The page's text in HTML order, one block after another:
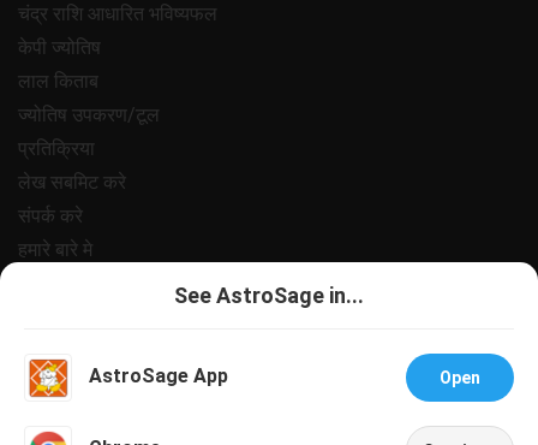
चंद्र राशि आधारित भविष्यफल
केपी ज्योतिष
लाल किताब
ज्योतिष उपकरण/टूल
प्रतिक्रिया
लेख सबमिट करे
संपर्क करे
हमारे बारे मे
सहायता
See AstroSage in...
AstroSage App Open